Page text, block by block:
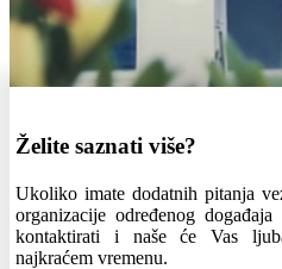
Želite saznati više?
Ukoliko imate dodatnih pitanja
organizacije određenog
kontaktirati i naše će Vas
najkraćem vremenu.